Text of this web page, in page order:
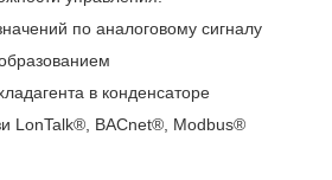
по аналоговому сигналу
в конденсаторе
LonTalk®, BACnet®, Modbus®